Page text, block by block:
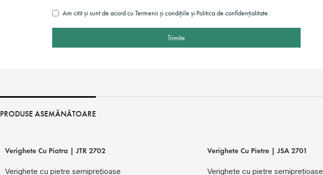
Am citit și sunt de acord cu Termenii și condițiile și Politica de confidențialitate.
Trimite
PRODUSE ASEMĂNĂTOARE
Verighete Cu Piatra | JTR 2702
Verighete cu pietre semiprețioase
Verighete Cu Pietre | JSA 2701
Verighete cu pietre semiprețioase